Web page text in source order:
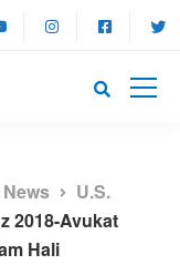
U.S.
2018-Avukat
Hali